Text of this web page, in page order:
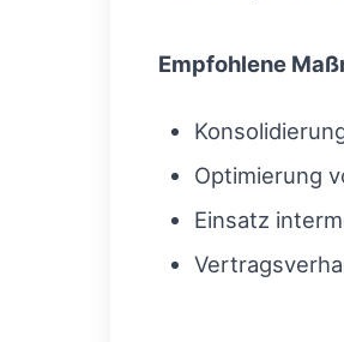
Empfohlene
Optimierung
Einsatz